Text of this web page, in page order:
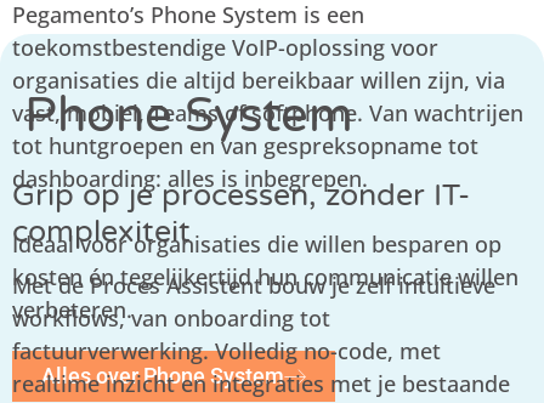
Phone System
Pegamento’s Phone System is een
toekomstbestendige VoIP-oplossing voor
organisaties die altijd bereikbaar willen zijn, via
vast, mobiel, Teams of softphone. Van wachtrijen
tot huntgroepen en van gespreksopname tot
dashboarding: alles is inbegrepen.
Ideaal voor organisaties die willen besparen op
kosten én tegelijkertijd hun communicatie willen
verbeteren.
Alles over Phone System
Grip op je processen, zonder IT-
complexiteit
Met de Proces Assistent bouw je zelf intuïtieve
workflows, van onboarding tot
factuurverwerking. Volledig no-code, met
realtime inzicht en integraties met je bestaande